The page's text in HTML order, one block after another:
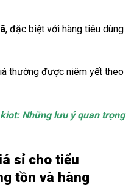
, đặc biệt với hàng tiêu dùng
thường được niêm yết theo
Những lưu ý quan trọng
sỉ cho tiểu
tồn và hàng